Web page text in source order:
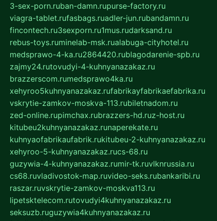
3-sex-porn.ruban-damn.rupurse-factory.ru
viagra-tablet.rufasbags.ruadler-jun.rubandamn.ru
fincontech.ru3sexporn.ru1mus.rudarksand.ru
rebus-toys.ruminelab-msk.rualabuga-cityhotel.ru
medsprawo-4-ka.ru2864420.rublagodarenie-spb.ru
zajmy24.rutovudyi-4-kuhnyanazakaz.ru
brazzerscom.rumedsprawo4ka.ru
xehyroo5kuhnyanazakaz.rufabrikayfabrikaefabrika.ru
vskrytie-zamkov-moskva-113.rubiletnadom.ru
zed-online.rupimchax.rubrazzers-hd.ruz-host.ru
kitubeu2kuhnyanazakaz.runaperekate.ru
kuhnyaofabrikaufabrik.rukitubeu-2-kuhnyanazakaz.ru
xehyroo-5-kuhnyanazakaz.rucs-68.ru
guzywia-4-kuhnyanazakaz.rumir-tk.ruvlknrussia.ru
cs68.ruvladivostok-map.ruvideo-seks.rubankaribi.ru
raszar.ruvskrytie-zamkov-moskva113.ru
lipetsktelecom.rutovudyi4kuhnyanazakaz.ru
seksuzb.ruguzywia4kuhnyanazakaz.ru